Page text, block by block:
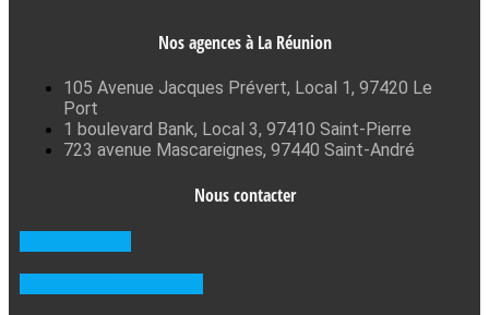
Nos agences à La Réunion
105 Avenue Jacques Prévert, Local 1, 97420 Le
Port
1 boulevard Bank, Local 3, 97410 Saint-Pierre
723 avenue Mascareignes, 97440 Saint-André
Nous contacter